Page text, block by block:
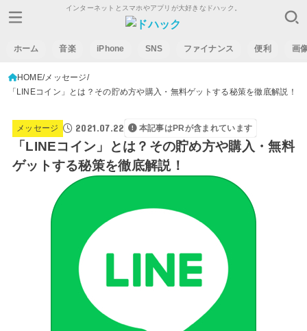
インターネットとスマホやアプリが大好きなドハック。
ホーム 音楽 iPhone SNS ファイナンス 便利 画
HOME メッセージ
「LINEコイン」とは？その貯め方や購入・無料ゲットする秘策を徹底解説！
メッセージ 2021.07.22 本記事はPRが含まれています
「LINEコイン」とは？その貯め方や購入・無料
ゲットする秘策を徹底解説！